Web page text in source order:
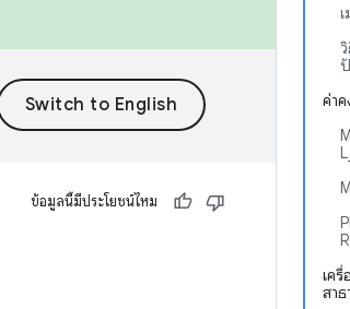
ค่า
เครื่
สา
ข้อมูลนี้มีประโยชน์ไหม